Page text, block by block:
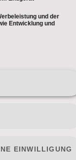
zwei Staffeln
der Kamera
Vanessa
auftaucht.“
ist sich
. Sind sie somit
& Vanessa